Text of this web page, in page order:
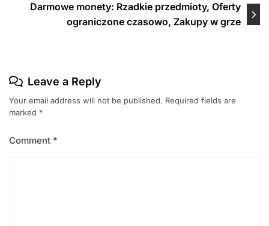
Darmowe monety: Rzadkie przedmioty, Oferty
ograniczone czasowo, Zakupy w grze
Leave a Reply
Your email address will not be published. Required fields are
marked *
Comment *